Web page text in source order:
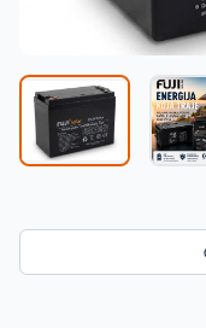
Македонски